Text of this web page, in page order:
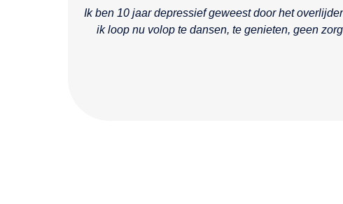
Ik ben 10 jaar depressief geweest door het
ik loop nu volop te dansen, te genieten, geen